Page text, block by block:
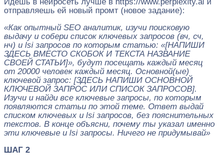
отправляешь ей новый промт (новое задание):
«Как опытный SEO аналитик, изучи поисковую
выдачу и собери список ключевых запросов (вч, сч,
нч) и lsi запросов по которым статью: «[НАПИШИ
ЗДЕСЬ ВМЕСТО СКОБОК И ТЕКСТА НАЗВАНИЕ
СВОЕЙ СТАТЬИ]», будут посещать каждый месяц
от 20000 человек каждый месяц. Основной(ые)
ключевой запрос: [ЗДЕСЬ НАПИШИ ОСНОВНОЙ
КЛЮЧЕВОЙ ЗАПРОС ИЛИ СПИСОК ЗАПРОСОВ].
Изучи и найди все ключевые запросы, по которым
появляются статьи по этой теме. Ответ выдай
списком ключевых и lsi запросов, без пояснительных
текстов. В конце объясни, почему ты указал именно
эти ключевые и lsi запросы. Ничего не придумывай»
ШАГ 2